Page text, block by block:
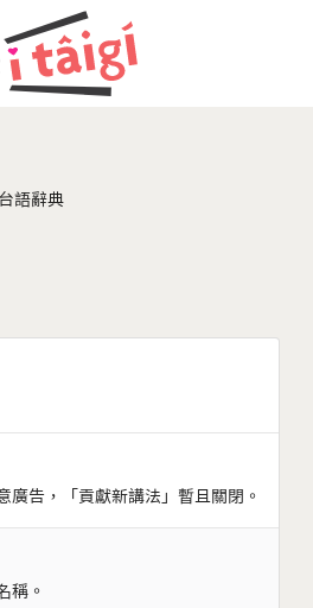
語辭典
廣告，「貢獻新講法」暫且關閉。
稱。